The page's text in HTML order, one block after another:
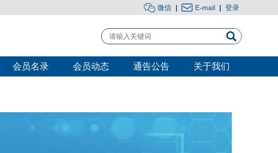
微信 | E-mail | 登录
会员名录 会员动态 通告公告 关于我们